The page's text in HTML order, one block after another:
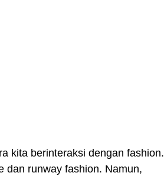
kita berinteraksi dengan fashion.
dan runway fashion. Namun,